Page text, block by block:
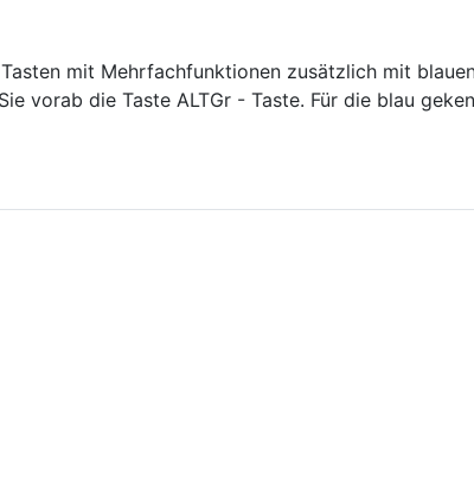
mit Mehrfachfunktionen zusätzlich mit
vorab die Taste ALTGr - Taste. Für die blau